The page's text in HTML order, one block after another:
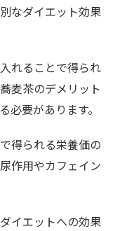
なダイエット効果
れることで得られ
麦茶のデメリット
必要があります。
得られる栄養価の
作用やカフェイン
イエットへの効果